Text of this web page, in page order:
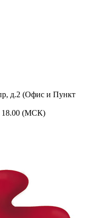
д.2 (Офис и Пункт
18.00 (МСК)